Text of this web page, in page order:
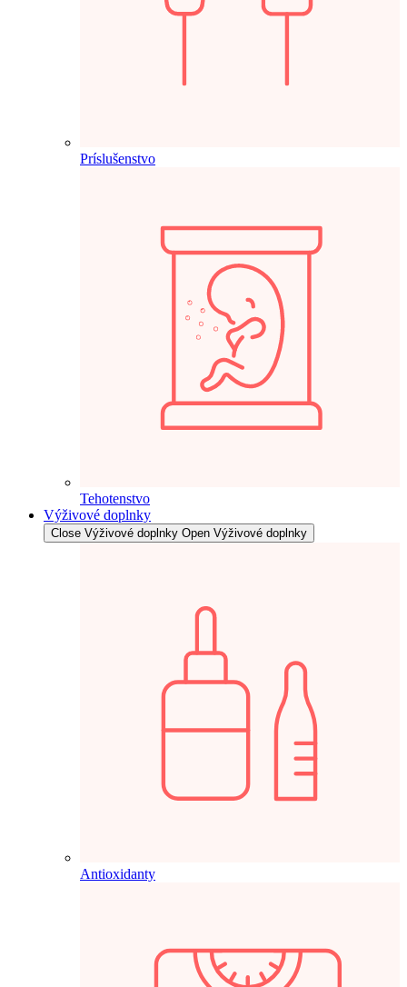
Príslušenstvo
Tehotenstvo
Výživové doplnky
Close Výživové doplnky Open Výživové doplnky
Antioxidanty